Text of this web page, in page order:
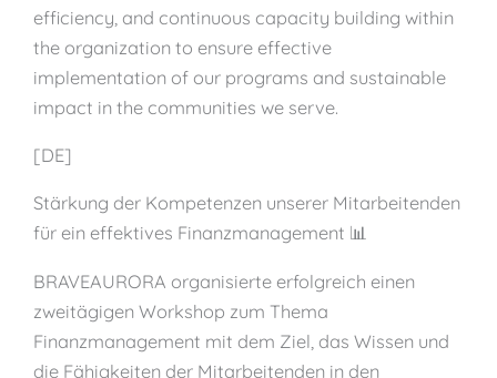
efficiency, and continuous capacity building within
the organization to ensure effective
implementation of our programs and sustainable
impact in the communities we serve.
[DE]
Stärkung der Kompetenzen unserer Mitarbeitenden
für ein effektives Finanzmanagement 📊
BRAVEAURORA organisierte erfolgreich einen
zweitägigen Workshop zum Thema
Finanzmanagement mit dem Ziel, das Wissen und
die Fähigkeiten der Mitarbeitenden in den